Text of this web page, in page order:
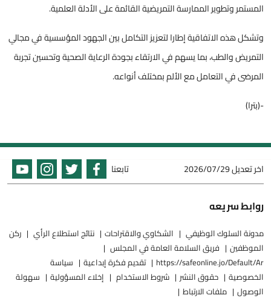
المستمر وتطوير الممارسة التمريضية القائمة على الأدلة العلمية.
وتشكل هذه الاتفاقية إطارا لتعزيز التكامل بين الجهود المؤسسية في مجالي
التمريض والطب، بما يسهم في الارتقاء بجودة الرعاية الصحية وتحسين تجربة
المرضى في التعامل مع الألم بمختلف أنواعه.
-(بترا)
اخر تعديل2026/07/29 تابعنا
روابط سريعه
مدونة السلوك الوظيفي الشكاوي والاقتراحات نتائج استطلاع الرأي
ركن
الموظفين
فريق السلامة العامة في المجلس
https://safeonline.jo/Default/Ar
تقديم فكرة إبداعية
سياسة
الخصوصية
حقوق النشر شروط الاستخدام إخلاء المسؤولية
سهولة
الوصول
ملفات الارتباط